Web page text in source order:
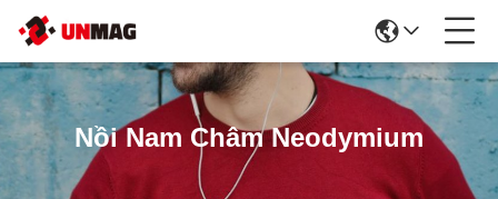
Nồi Nam Châm Neodymium